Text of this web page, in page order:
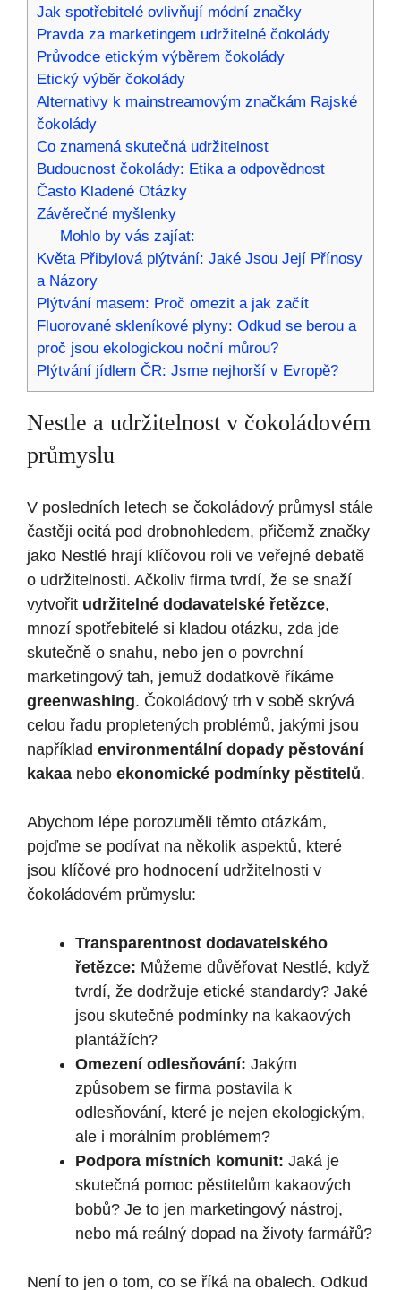
Jak spotřebitelé ovlivňují módní značky
Pravda za marketingem udržitelné čokolády
Průvodce etickým výběrem čokolády
Etický výběr čokolády
Alternativy k mainstreamovým značkám Rajské
čokolády
Co znamená skutečná udržitelnost
Budoucnost čokolády: Etika a odpovědnost
Často Kladené Otázky
Závěrečné myšlenky
Mohlo by vás zajíat:
Květa Přibylová plýtvání: Jaké Jsou Její Přínosy
a Názory
Plýtvání masem: Proč omezit a jak začít
Fluorované skleníkové plyny: Odkud se berou a
proč jsou ekologickou noční můrou?
Plýtvání jídlem ČR: Jsme nejhorší v Evropě?
Nestle a udržitelnost v čokoládovém
průmyslu
V posledních letech se čokoládový průmysl stále
častěji ocitá pod drobnohledem, přičemž značky
jako Nestlé hrají klíčovou roli ve veřejné debatě
o udržitelnosti. Ačkoliv firma tvrdí, že se snaží
vytvořit udržitelné dodavatelské řetězce,
mnozí spotřebitelé si kladou otázku, zda jde
skutečně o snahu, nebo jen o povrchní
marketingový tah, jemuž dodatkově říkáme
greenwashing. Čokoládový trh v sobě skrývá
celou řadu propletených problémů, jakými jsou
například environmentální dopady pěstování
kakaa nebo ekonomické podmínky pěstitelů.
Abychom lépe porozuměli těmto otázkám,
pojďme se podívat na několik aspektů, které
jsou klíčové pro hodnocení udržitelnosti v
čokoládovém průmyslu:
Transparentnost dodavatelského
řetězce: Můžeme důvěřovat Nestlé, když
tvrdí, že dodržuje etické standardy? Jaké
jsou skutečné podmínky na kakaových
plantážích?
Omezení odlesňování: Jakým
způsobem se firma postavila k
odlesňování, které je nejen ekologickým,
ale i morálním problémem?
Podpora místních komunit: Jaká je
skutečná pomoc pěstitelům kakaových
bobů? Je to jen marketingový nástroj,
nebo má reálný dopad na životy farmářů?
Není to jen o tom, co se říká na obalech. Odkud